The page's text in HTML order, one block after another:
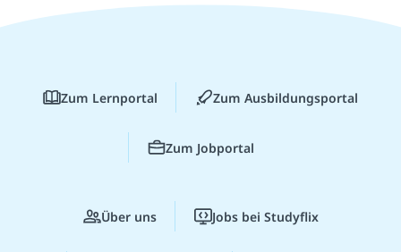
Zum Lernportal Zum Ausbildungsportal
Zum Jobportal
Über uns Jobs bei Studyflix